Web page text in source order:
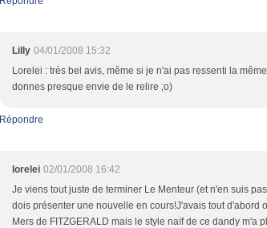
Lilly 04/01/2008 15:32
Lorelei : très bel avis, même si je n'ai pas ressenti la
donnes presque envie de le relire ;o)
Répondre
lorelei 02/01/2008 16:42
Je viens tout juste de terminer Le Menteur (et n'en suis
dois présenter une nouvelle en cours!J'avais tout d'abord
Mers de FITZGERALD mais le style naïf de ce dandy m'a